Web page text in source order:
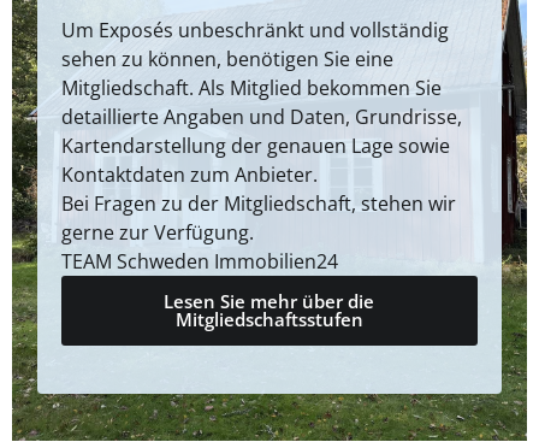
Um Exposés unbeschränkt und vollständig
sehen zu können, benötigen Sie eine
Mitgliedschaft. Als Mitglied bekommen Sie
detaillierte Angaben und Daten, Grundrisse,
Kartendarstellung der genauen Lage sowie
Kontaktdaten zum Anbieter.
Bei Fragen zu der Mitgliedschaft, stehen wir
gerne zur Verfügung.
TEAM Schweden Immobilien24
Lesen Sie mehr über die
Mitgliedschaftsstufen